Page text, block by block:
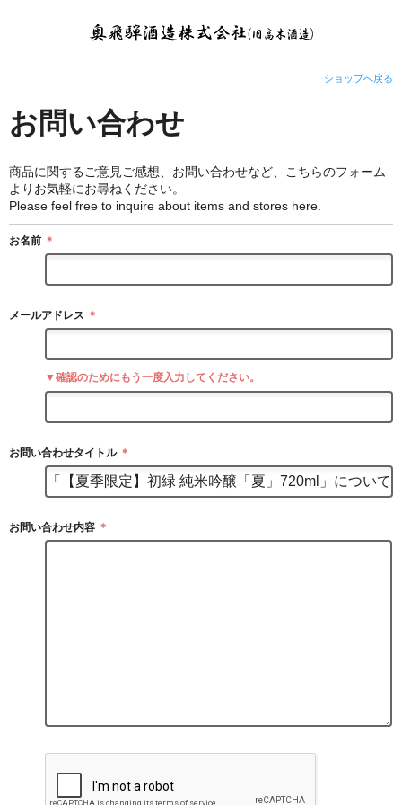
ショップへ戻る
お問い合わせ
商品に関するご意見ご感想、お問い合わせなど、こちらのフォーム
よりお気軽にお尋ねください。
Please feel free to inquire about items and stores here.
お名前 ＊
メールアドレス ＊
▼確認のためにもう一度入力してください。
お問い合わせタイトル ＊
お問い合わせ内容 ＊